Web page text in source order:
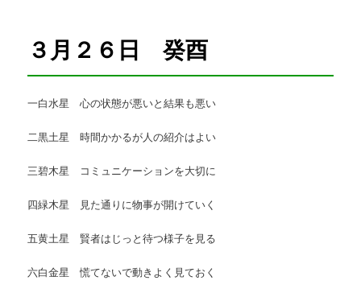
３月２６日 癸酉
一白水星 心の状態が悪いと結果も悪い
二黒土星 時間かかるが人の紹介はよい
三碧木星 コミュニケーションを大切に
四緑木星 見た通りに物事が開けていく
五黄土星 賢者はじっと待つ様子を見る
六白金星 慌てないで動きよく見ておく